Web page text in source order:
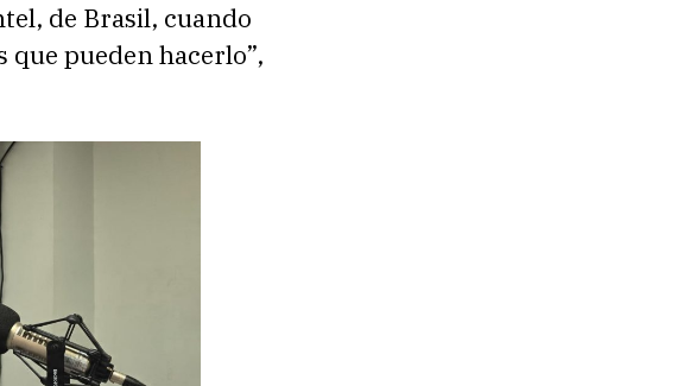
de Brasil, cuando
que pueden hacerlo”,